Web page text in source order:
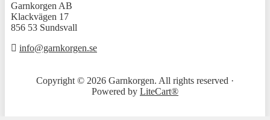
Garnkorgen AB
Klackvägen 17
856 53 Sundsvall
info@garnkorgen.se
Copyright © 2026 Garnkorgen. All rights reserved ·
Powered by LiteCart®